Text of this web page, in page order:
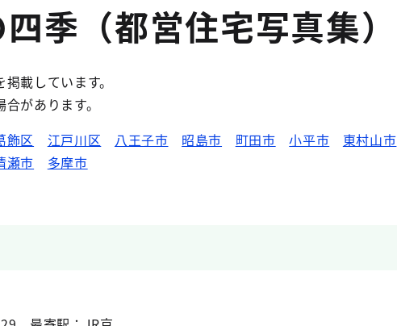
季（都営住宅写真集）
載しています。
があります。
飾区
江戸川区 八王子市 昭島市 町田市 小平市 東村山市
瀬市
多摩市